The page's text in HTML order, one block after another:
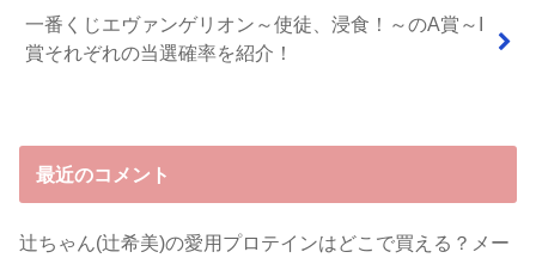
一番くじエヴァンゲリオン～使徒、浸食！～のA賞～I
賞それぞれの当選確率を紹介！
最近のコメント
辻ちゃん(辻希美)の愛用プロテインはどこで買える？メー